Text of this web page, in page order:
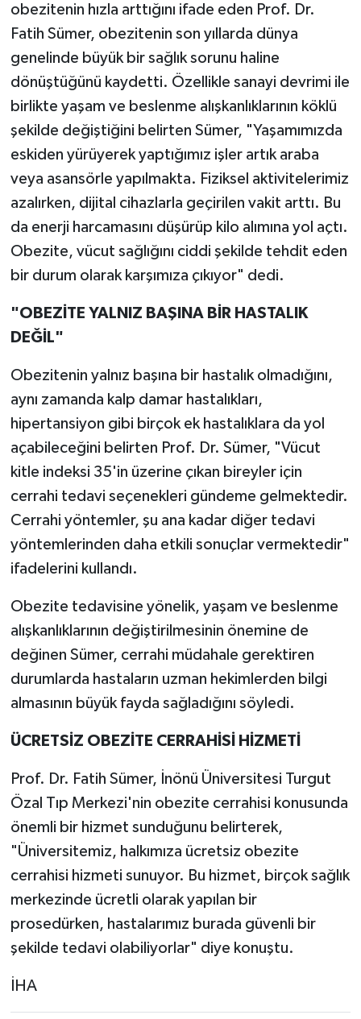
obezitenin hızla arttığını ifade eden Prof. Dr.
Fatih Sümer, obezitenin son yıllarda dünya
genelinde büyük bir sağlık sorunu haline
dönüştüğünü kaydetti. Özellikle sanayi devrimi ile
birlikte yaşam ve beslenme alışkanlıklarının köklü
şekilde değiştiğini belirten Sümer, "Yaşamımızda
eskiden yürüyerek yaptığımız işler artık araba
veya asansörle yapılmakta. Fiziksel aktivitelerimiz
azalırken, dijital cihazlarla geçirilen vakit arttı. Bu
da enerji harcamasını düşürüp kilo alımına yol açtı.
Obezite, vücut sağlığını ciddi şekilde tehdit eden
bir durum olarak karşımıza çıkıyor" dedi.
"OBEZİTE YALNIZ BAŞINA BİR HASTALIK
DEĞİL"
Obezitenin yalnız başına bir hastalık olmadığını,
aynı zamanda kalp damar hastalıkları,
hipertansiyon gibi birçok ek hastalıklara da yol
açabileceğini belirten Prof. Dr. Sümer, "Vücut
kitle indeksi 35'in üzerine çıkan bireyler için
cerrahi tedavi seçenekleri gündeme gelmektedir.
Cerrahi yöntemler, şu ana kadar diğer tedavi
yöntemlerinden daha etkili sonuçlar vermektedir"
ifadelerini kullandı.
Obezite tedavisine yönelik, yaşam ve beslenme
alışkanlıklarının değiştirilmesinin önemine de
değinen Sümer, cerrahi müdahale gerektiren
durumlarda hastaların uzman hekimlerden bilgi
almasının büyük fayda sağladığını söyledi.
ÜCRETSİZ OBEZİTE CERRAHİSİ HİZMETİ
Prof. Dr. Fatih Sümer, İnönü Üniversitesi Turgut
Özal Tıp Merkezi'nin obezite cerrahisi konusunda
önemli bir hizmet sunduğunu belirterek,
"Üniversitemiz, halkımıza ücretsiz obezite
cerrahisi hizmeti sunuyor. Bu hizmet, birçok sağlık
merkezinde ücretli olarak yapılan bir
prosedürken, hastalarımız burada güvenli bir
şekilde tedavi olabiliyorlar" diye konuştu.
İHA